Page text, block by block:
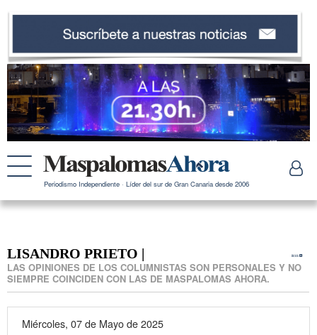
Periodismo Independiente · Líder del sur de Gran Canaria desde 2006
LISANDRO PRIETO | RSS
LAS OPINIONES DE LOS COLUMNISTAS SON PERSONALES Y NO
SIEMPRE COINCIDEN CON LAS DE MASPALOMAS AHORA.
Miércoles, 07 de Mayo de 2025